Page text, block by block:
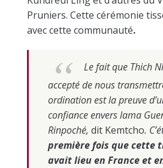
Pruniers. Cette cérémonie
avec cette communauté.
Le fait que Thich
accepté de nous
ordination est la preuve
confiance envers lama
Rinpoché, dit Kemtcho.
première fois que cette
avait lieu en France et